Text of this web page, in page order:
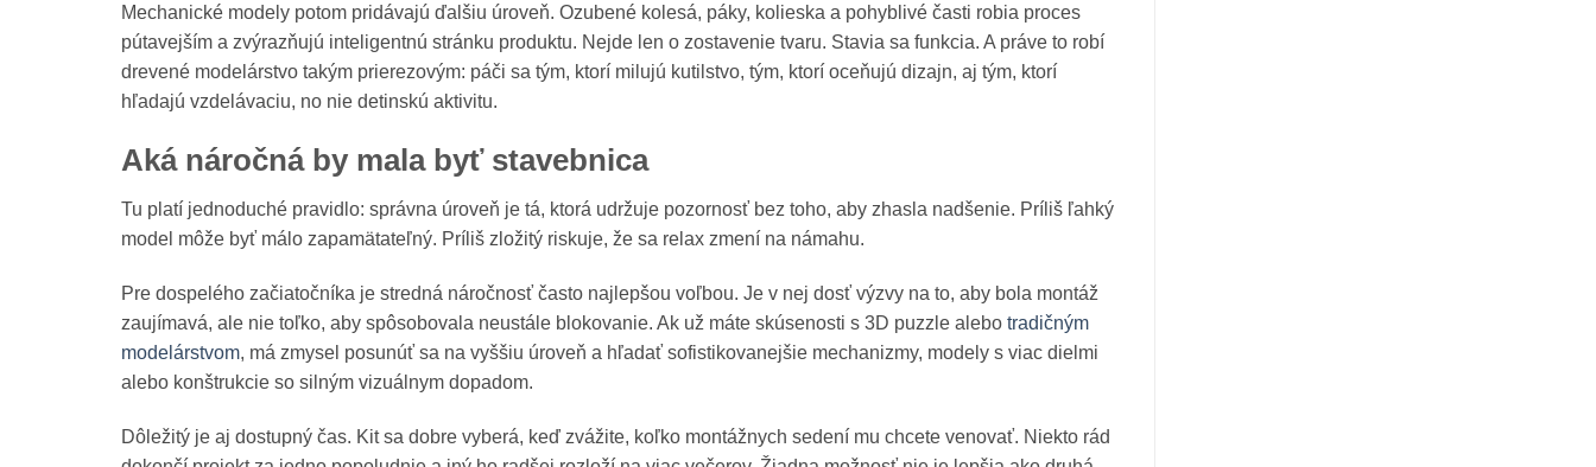
Mechanické modely potom pridávajú ďalšiu úroveň. Ozubené kolesá, páky, kolieska a pohyblivé časti robia proces
pútavejším a zvýrazňujú inteligentnú stránku produktu. Nejde len o zostavenie tvaru. Stavia sa funkcia. A práve to robí
drevené modelárstvo takým prierezovým: páči sa tým, ktorí milujú kutilstvo, tým, ktorí oceňujú dizajn, aj tým, ktorí
hľadajú vzdelávaciu, no nie detinskú aktivitu.
Aká náročná by mala byť stavebnica
Tu platí jednoduché pravidlo: správna úroveň je tá, ktorá udržuje pozornosť bez toho, aby zhasla nadšenie. Príliš ľahký
model môže byť málo zapamätateľný. Príliš zložitý riskuje, že sa relax zmení na námahu.
Pre dospelého začiatočníka je stredná náročnosť často najlepšou voľbou. Je v nej dosť výzvy na to, aby bola montáž
zaujímavá, ale nie toľko, aby spôsobovala neustále blokovanie. Ak už máte skúsenosti s 3D puzzle alebo tradičným
modelárstvom, má zmysel posunúť sa na vyššiu úroveň a hľadať sofistikovanejšie mechanizmy, modely s viac dielmi
alebo konštrukcie so silným vizuálnym dopadom.
Dôležitý je aj dostupný čas. Kit sa dobre vyberá, keď zvážite, koľko montážnych sedení mu chcete venovať. Niekto rád